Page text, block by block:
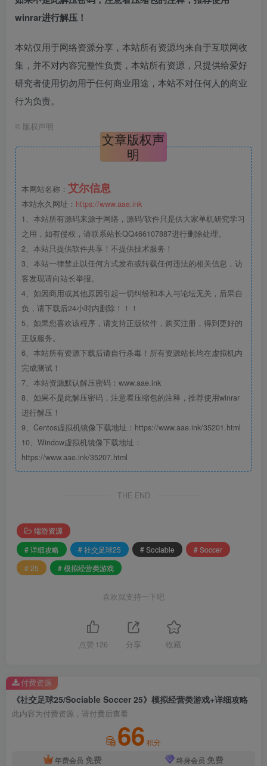
winrar进行解压！
本站仅用于网络资源分享，本站所有资源均来自于互联网收
集，并不对内容完整性负责，本站所有资源，只提供给爱好
研究者使用切勿用于任何商业用途，本站不对任何人的商业
行为负责。
© 版权声明
文章版权声
明
本网站名称： 艾尔信息
本站永久网址： https://www.aae.ink
1、本站所有源码来源于网络，源码/软件只是供大家单机研究学习
之用，如有侵权，请联系站长QQ466107887进行删除处理。
2、本站只提供软件共享！不提供技术服务！
3、本站一律禁止以任何方式发布或转载任何违法的相关信息，访
客发现请向站长举报。
4、如因商用或其他原因引起一切纠纷和本人与论坛无关，后果自
负，请下载后24小时内删除！！！
5、如果您喜欢该程序，请支持正版软件，购买注册，得到更好的
正版服务。
6、本站所有资源下载后请自行杀毒！所有资源站长均在虚拟机内
完成测试！
7、本站资源默认解压密码：www.aae.ink
8、如果不是此解压密码，注意看压缩包的注释，推荐使用winrar
进行解压！
9、Centos虚拟机镜像下载地址：https://www.aae.ink/35201.html
10、Window虚拟机镜像下载地址：
https://www.aae.ink/35207.html
THE END
端游资源
# 详细攻略
# 社交足球25 # Sociable
# Soccer
# 25
# 模拟经营类游戏
喜欢就支持一下吧
点赞 126 分享 收藏
《社交足球25/Sociable Soccer 25》模拟经营类游戏+详细攻略
此内容为付费资源，请付费后查看
66 积分
年费会员 免费 终身会员 免费
付费资源